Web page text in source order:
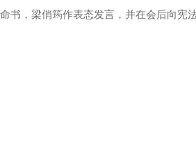
书，梁俏筠作表态发言，并在会后向宪